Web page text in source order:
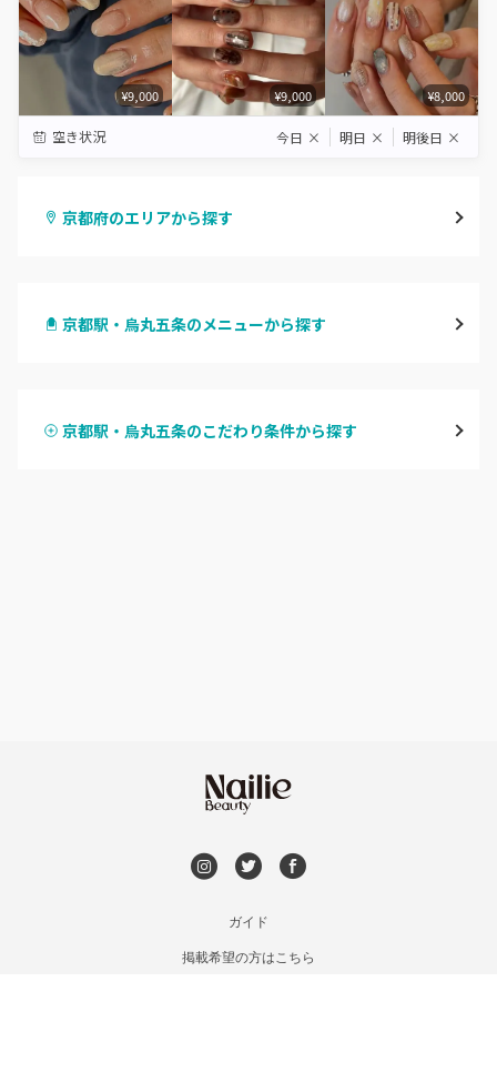
¥9,000 ¥9,000 ¥8,000
空き状況 今日 × 明日 × 明後日 ×
京都府のエリアから探す
四条河原町・河原町三条
長岡京市・向日市・八幡
京都駅・烏丸五条のメニューから探す
ハンドスカルプ
京都駅・烏丸五条のこだわり条件から探す
ガイド
掲載希望の方はこちら